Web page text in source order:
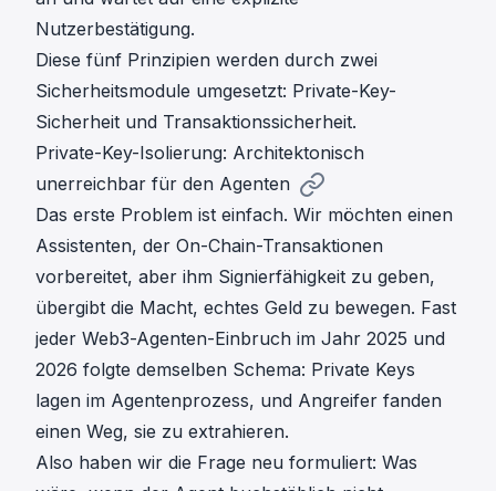
Nutzerbestätigung.
Diese fünf Prinzipien werden durch zwei
Sicherheitsmodule umgesetzt: Private-Key-
Sicherheit und Transaktionssicherheit.
Private-Key-Isolierung: Architektonisch
unerreichbar für den Agenten
Das erste Problem ist einfach. Wir möchten einen
Assistenten, der On-Chain-Transaktionen
vorbereitet, aber ihm Signierfähigkeit zu geben,
übergibt die Macht, echtes Geld zu bewegen. Fast
jeder Web3-Agenten-Einbruch im Jahr 2025 und
2026 folgte demselben Schema: Private Keys
lagen im Agentenprozess, und Angreifer fanden
einen Weg, sie zu extrahieren.
Also haben wir die Frage neu formuliert: Was